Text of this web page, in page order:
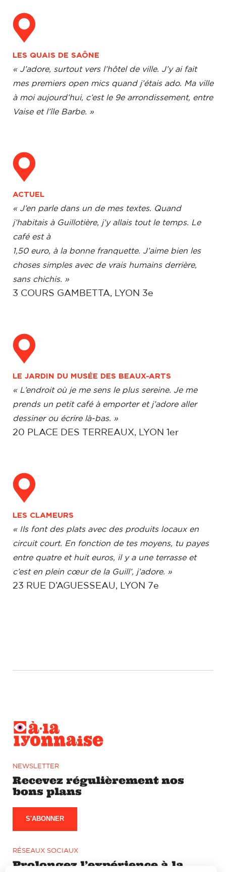
LES QUAIS DE SAÔNE
« J’adore, surtout vers l’hôtel de ville. J’y ai fait
mes premiers open mics quand j’étais ado. Ma ville
à moi aujourd’hui, c’est le 9e arrondissement, entre
Vaise et l’île Barbe. »
ACTUEL
« J’en parle dans un de mes textes. Quand
j’habitais à Guillotière, j’y allais tout le temps. Le
café est à
1,50 euro, à la bonne franquette. J’aime bien les
choses simples avec de vrais humains derrière,
sans chichis. »
3 COURS GAMBETTA, LYON 3e
LE JARDIN DU MUSÉE DES BEAUX-ARTS
« L’endroit où je me sens le plus sereine. Je me
prends un petit café à emporter et j’adore aller
dessiner ou écrire là-bas. »
20 PLACE DES TERREAUX, LYON 1er
LES CLAMEURS
« Ils font des plats avec des produits locaux en
circuit court. En fonction de tes moyens, tu payes
entre quatre et huit euros, il y a une terrasse et
c’est en plein cœur de la Guill’, j’adore. »
23 RUE D’AGUESSEAU, LYON 7e
NEWSLETTER
Recevez régulièrement nos
bons plans
S'ABONNER
RÉSEAUX SOCIAUX
Prolongez l’expérience à la